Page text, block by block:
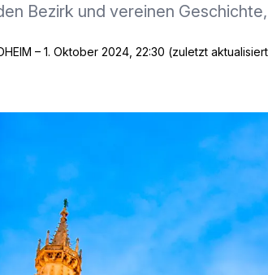
Bezirk und vereinen
– 1. Oktober 2024, 22:30 (zuletzt